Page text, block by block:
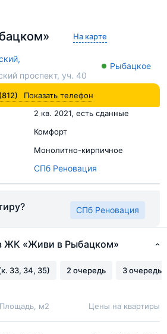
На карте
проспект, уч. 40
Рыбацкое
2 кв. 2021, есть сданные
Комфорт
Монолитно-кирпичное
СПб Реновация
Показать телефон
СПб Реновация
ЖК «Живи в Рыбацком»
33, 34, 35) 2 очередь 3 очередь
Площадь, м2 Цены на квартиры